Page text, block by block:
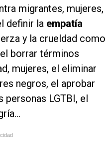
migrantes, mujeres,
definir la empatía
y la crueldad como
borrar términos
mujeres, el eliminar
negros, el aprobar
personas LGTBI, el